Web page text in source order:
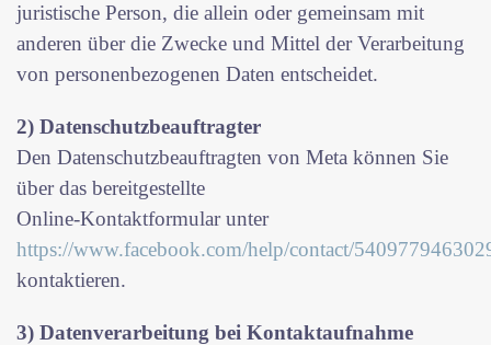
juristische Person, die allein oder gemeinsam mit
anderen über die Zwecke und Mittel der Verarbeitung
von personenbezogenen Daten entscheidet.
2) Datenschutzbeauftragter
Den Datenschutzbeauftragten von Meta können Sie
über das bereitgestellte
Online-Kontaktformular unter
https://www.facebook.com/help/contact/
kontaktieren.
3) Datenverarbeitung bei Kontaktaufnahme